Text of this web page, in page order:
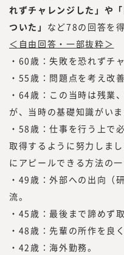
また、昨今、オー
キリングに関する
増えていることから
ークス総合研究所』
規事業、人的資本経
テナビリティに関
供していく事とし
現在、みらいワー
プロフェッショナ
た。国内最大級の
ためのプラットフ
フェッショナル人
ロフェッショナル人
た知見をもって、フ
必要とされる情報」
っております。
れずチャレンジした」や
ついた」 など78の回答を
＜自由回答・一部抜粋＞
・60歳：失敗を恐れずチ
・55歳：問題点を考え改
・64歳：この当時は残業
が、当時の基礎知識がい
・58歳：仕事を行う上で
取得するように努力しま
にアピールできる方法の一
・49歳：外部への出向（
流。
・45歳：最後まで諦めず
・48歳：先輩の所作を良
・42歳：海外勤務。